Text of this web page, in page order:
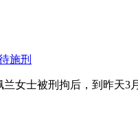
施刑
兰女士被刑拘后，到昨天